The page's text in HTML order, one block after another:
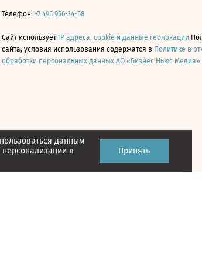
данным
в
Принять
Телефон: +7 495 956-34-58
Сайт использует IP адреса, cookie и данные геолокации
сайта, условия использования содержатся в Политике в
обработки персональных данных АО «Бизнес Ньюс Медиа»